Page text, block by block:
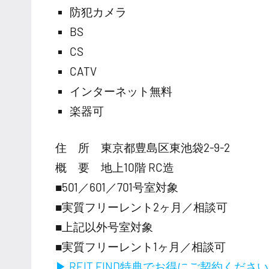
防犯カメラ
BS
CS
CATV
インターネット無料
楽器可
住 所 東京都豊島区東池袋2-9-2
概 要 地上10階 RC造
■501／601／701号室対象
■実質フリーレント2ヶ月／相談可
■上記以外号室対象
■実質フリーレント1ヶ月／相談可
▶ REIT FIND特典でお得にご契約くださ